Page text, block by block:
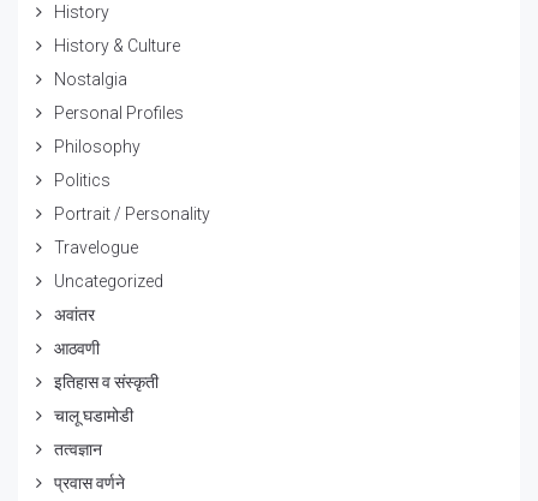
History
History & Culture
Nostalgia
Personal Profiles
Philosophy
Politics
Portrait / Personality
Travelogue
Uncategorized
अवांतर
आठवणी
इतिहास व संस्कृती
चालू घडामोडी
तत्वज्ञान
प्रवास वर्णने